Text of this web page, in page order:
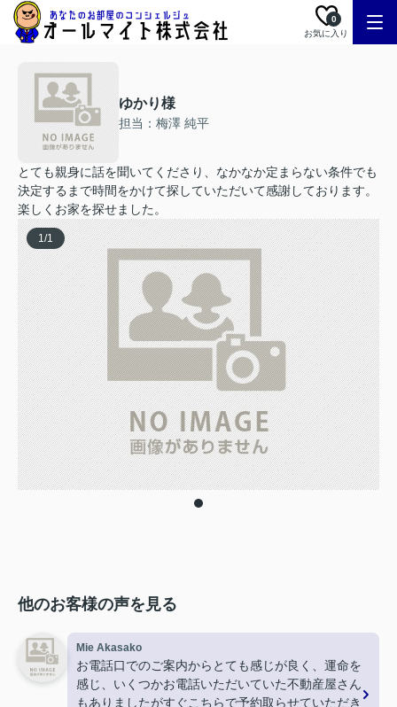
お気に入り
0
ゆかり様
担当：梅澤 純平
とても親身に話を聞いてくださり、なかなか定まらない条件でも
決定するまで時間をかけて探していただいて感謝しております。
楽しくお家を探せました。
1/1
他のお客様の声を見る
Mie Akasako
お電話口でのご案内からとても感じが良く、運命を
感じ、いくつかお電話いただいていた不動産屋さん
もありましたがすぐこちらで予約取らせていただき